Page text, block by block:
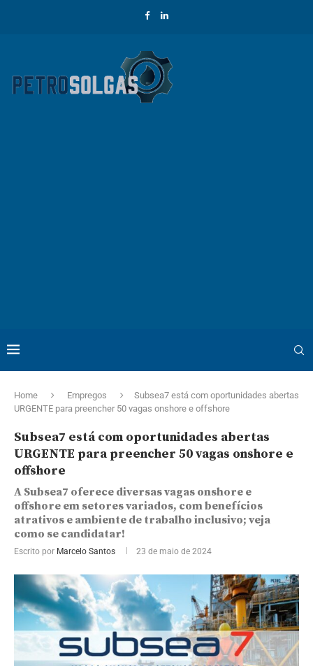
Home Empregos
Subsea7 está com oportunidades abertas
URGENTE para preencher 50 vagas onshore e offshore
Subsea7 está com oportunidades abertas
URGENTE para preencher 50 vagas onshore e
offshore
A Subsea7 oferece diversas vagas onshore e
offshore em setores variados, com benefícios
atrativos e ambiente de trabalho inclusivo; veja
como se candidatar!
Escrito por Marcelo Santos 23 de maio de 2024